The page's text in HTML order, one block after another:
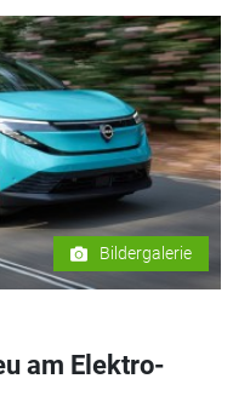
Bildergalerie
am Elektro-